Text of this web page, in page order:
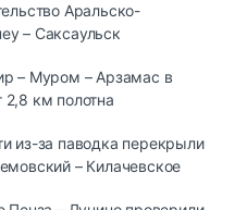
Аральско-
– Саксаульск
– Муром – Арзамас в
2,8 км полотна
из-за паводка перекрыли
– Килачевское